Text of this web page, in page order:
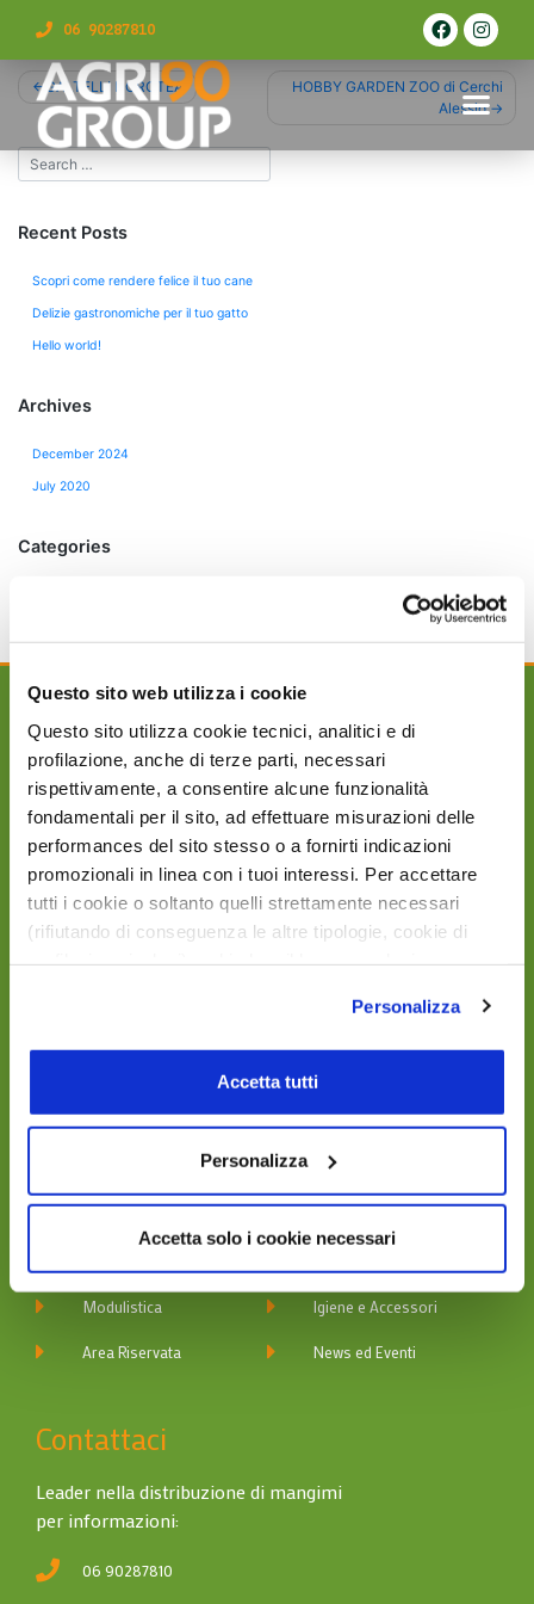
Questo sito web utilizza i cookie
Questo sito utilizza cookie tecnici, analitici e di
profilazione, anche di terze parti, necessari
rispettivamente, a consentire alcune funzionalità
fondamentali per il sito, ad effettuare misurazioni delle
performances del sito stesso o a fornirti indicazioni
promozionali in linea con i tuoi interessi. Per accettare
tutti i cookie o soltanto quelli strettamente necessari
(rifiutando di conseguenza le altre tipologie, cookie di
alcune categorie di cookie o servizi, seleziona l’opzione
«Personalizza». Per avere maggiori informazioni
cookie policy .
Personalizza
Accetta tutti
Personalizza
Accetta solo i cookie necessari
06 90287810
GALTELLI DOROTEA
HOBBY GARDEN ZOO di Cerchi
Alessio
Recent Posts
Scopri come rendere felice il tuo cane
Delizie gastronomiche per il tuo gatto
Hello world!
Archives
December 2024
July 2020
Categories
AGRI90 Group s.r.l. rappresenta un solido punto di
riferimento all’interno del settore della
distribuzione e vendita di prodotti per la nutrizione
di animali, di prodotti per l’agricoltur a e di prodotti
per l’igiene e benessere dei nostri piccoli amici.
Navigazione
Modulistica
Area Riservata
Igiene e Accessori
News ed Eventi
Contattaci
Leader nella distribuzione di mangimi
per informazioni:
06 90287810